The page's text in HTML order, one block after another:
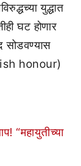
युद्धात
घट होणार
सोडवण्यास
honour)
“महायुतीच्या